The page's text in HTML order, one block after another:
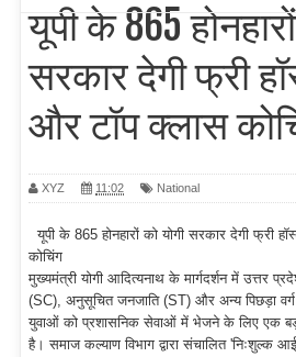
यूपी के 865
सरकार देगी फ्री
और टॉप क्लास
XYZ 11:02 National
यूपी के 865 होनहारों को योगी सरकार देगी फ्री
कोचिंग
मुख्यमंत्री योगी आदित्यनाथ के मार्गदर्शन में उत्तर
(SC), अनुसूचित जनजाति (ST) और अन्य पिछड़ा वर्ग
युवाओं को प्रशासनिक सेवाओं में भेजने के लिए एक
है। समाज कल्याण विभाग द्वारा संचालित 'निःशुल्क